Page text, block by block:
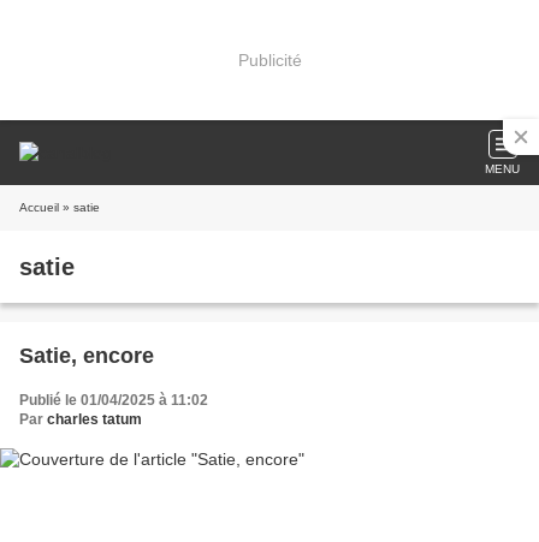
Publicité
MENU
Accueil » satie
satie
Satie, encore
Publié le 01/04/2025 à 11:02
Par charles tatum